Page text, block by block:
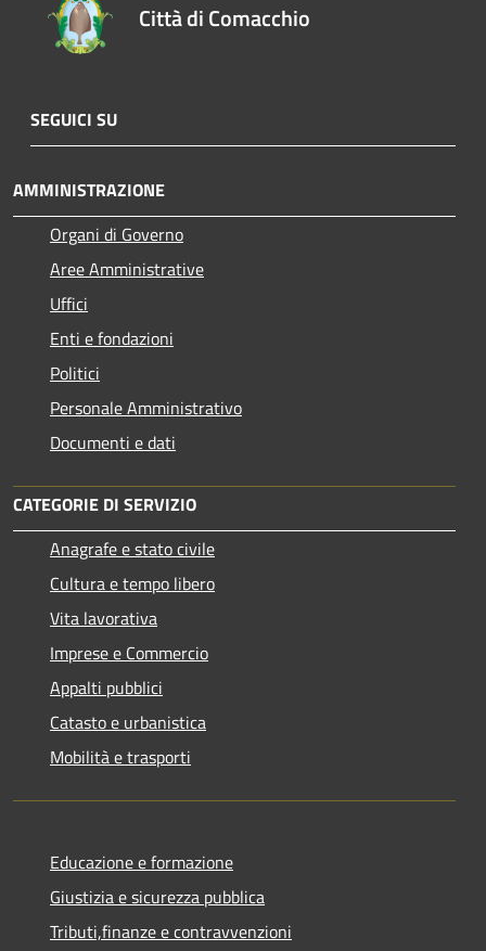
Città di Comacchio
SEGUICI SU
AMMINISTRAZIONE
Organi di Governo
Aree Amministrative
Uffici
Enti e fondazioni
Politici
Personale Amministrativo
Documenti e dati
CATEGORIE DI SERVIZIO
Anagrafe e stato civile
Cultura e tempo libero
Vita lavorativa
Imprese e Commercio
Appalti pubblici
Catasto e urbanistica
Mobilità e trasporti
Educazione e formazione
Giustizia e sicurezza pubblica
Tributi,finanze e contravvenzioni